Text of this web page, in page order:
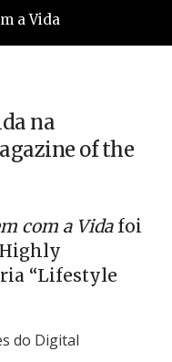
na
of the
com a Vidafoi
“Lifestyle
do Digital